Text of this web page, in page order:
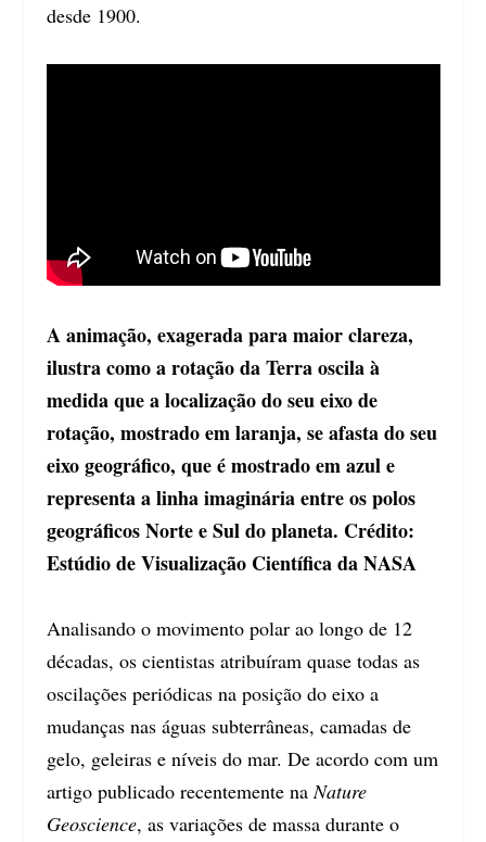
desde 1900.
A animação, exagerada para maior clareza,
ilustra como a rotação da Terra oscila à
medida que a localização do seu eixo de
rotação, mostrado em laranja, se afasta do seu
eixo geográfico, que é mostrado em azul e
representa a linha imaginária entre os polos
geográficos Norte e Sul do planeta. Crédito:
Estúdio de Visualização Científica da NASA
Analisando o movimento polar ao longo de 12
décadas, os cientistas atribuíram quase todas as
oscilações periódicas na posição do eixo a
mudanças nas águas subterrâneas, camadas de
gelo, geleiras e níveis do mar. De acordo com um
artigo publicado recentemente naNature
Geoscience, as variações de massa durante o